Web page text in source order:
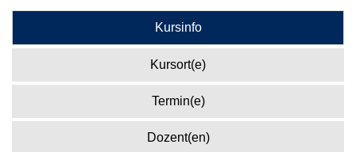
Kursinfo
Kursort(e)
Termin(e)
Dozent(en)